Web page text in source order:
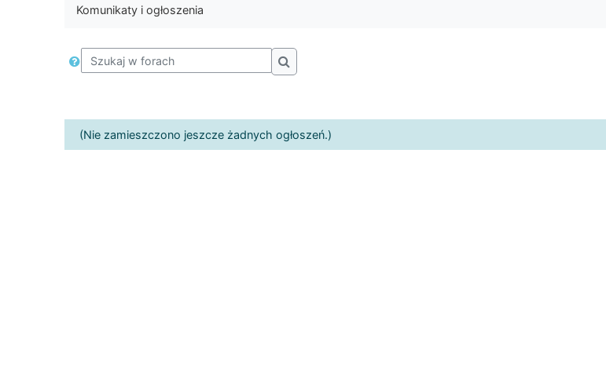
Komunikaty i ogłoszenia
Szukaj w forach
Szukaj w forach
(Nie zamieszczono jeszcze żadnych ogłoszeń.)